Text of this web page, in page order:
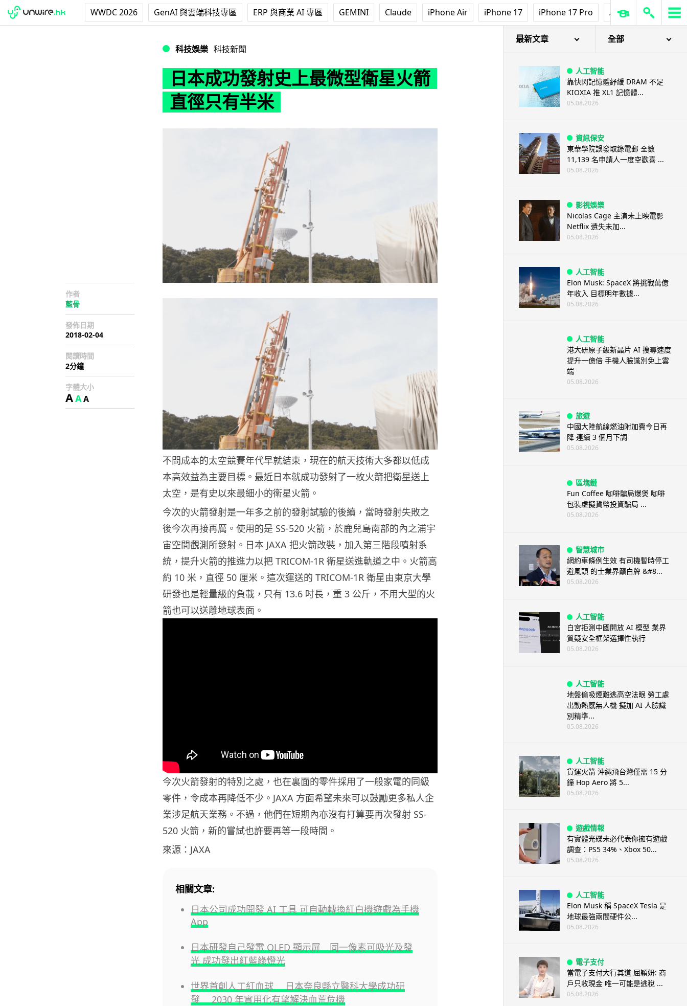
WWDC 2026 GenAI 與雲端科技專區 ERP 與商業 AI 專區 GEMINI Claude iPhone Air iPhone 17 iPhone 17 Pro AirPods Pro 3
科技娛樂 科技新聞
日本成功發射史上最微型衛星火箭
直徑只有半米
作者
藍骨
發佈日期
2018-02-04
閱讀時間
2分鐘
字體大小
AAA
不問成本的太空競賽年代早就結束，現在的航天技術大多都以低成
本高效益為主要目標。最近日本就成功發射了一枚火箭把衛星送上
太空，是有史以來最細小的衛星火箭。
今次的火箭發射是一年多之前的發射試驗的後續，當時發射失敗之
後今次再接再厲。使用的是 SS-520 火箭，於鹿兒島南部的內之浦宇
宙空間觀測所發射。日本 JAXA 把火箭改裝，加入第三階段噴射系
統，提升火箭的推進力以把 TRICOM-1R 衛星送進軌道之中。火箭高
約 10 米，直徑 50 厘米。這次運送的 TRICOM-1R 衛星由東京大學
研發也是輕量級的負載，只有 13.6 吋長，重 3 公斤，不用大型的火
箭也可以送離地球表面。
今次火箭發射的特別之處，也在裏面的零件採用了一般家電的同級
零件，令成本再降低不少。JAXA 方面希望未來可以鼓勵更多私人企
業涉足航天業務。不過，他們在短期內亦沒有打算要再次發射 SS-
520 火箭，新的嘗試也許要再等一段時間。
來源：JAXA
相關文章:
日本公司成功開發 AI 工具 可自動轉換紅白機遊戲為手機
App
日本研發自己發電 OLED 顯示屏 同一像素可吸光及發
光 成功發出紅藍綠燈光
世界首創人工紅血球 日本奈良縣立醫科大學成功研
發 2030 年實用化有望解決血荒危機
最新文章 全部
人工智能
靠快閃記憶體紓緩 DRAM 不足
KIOXIA 推 XL1 記憶體...
05.08.2026
資訊保安
東華學院誤發取錄電郵 全數
11,139 名申請人一度空歡喜 ...
05.08.2026
影視娛樂
Nicolas Cage 主演未上映電影
Netflix 遺失未加...
05.08.2026
人工智能
Elon Musk: SpaceX 將挑戰萬億
年收入 目標明年數據...
05.08.2026
人工智能
港大研原子級新晶片 AI 搜尋速度
提升一億倍 手機人臉識別免上雲
端
05.08.2026
旅遊
中國大陸航線燃油附加費今日再
降 連續 3 個月下調
05.08.2026
區塊鏈
Fun Coffee 咖啡騙局爆煲 咖啡
包裝虛擬貨幣投資騙局 ...
05.08.2026
智慧城市
網約車條例生效 有司機暫時停工
避風頭 的士業界籲白牌 &#8...
05.08.2026
人工智能
白宮拒測中國開放 AI 模型 業界
質疑安全框架選擇性執行
05.08.2026
人工智能
地盤偷吸煙難逃高空法眼 勞工處
出動熱感無人機 擬加 AI 人臉識
別精準...
05.08.2026
人工智能
貨運火箭 沖繩飛台灣僅需 15 分
鐘 Hop Aero 將 5...
05.08.2026
遊戲情報
有實體光碟未必代表你擁有遊戲
調查：PS5 34%、Xbox 50...
05.08.2026
人工智能
Elon Musk 稱 SpaceX Tesla 是
地球最強兩間硬件公...
05.08.2026
電子支付
當電子支付大行其道 屈穎妍: 商
戶只收現金 唯一可能是逃稅 ...
05.08.2026